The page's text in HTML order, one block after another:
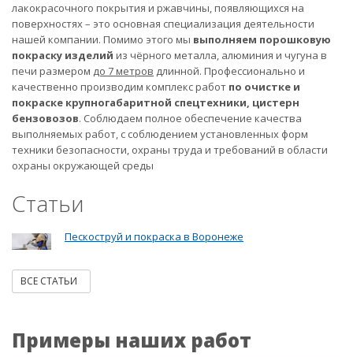
лакокрасочного покрытия и ржавчины, появляющихся на
поверхностях – это основная специализация деятельности
нашей компании. Помимо этого мы выполняем порошковую
покраску изделий из чёрного металла, алюминия и чугуна в
печи размером до 7 метров длинной. Профессионально и
качественно производим комплекс работ по очистке и
покраске крупногабаритной спецтехники, цистерн
бензовозов. Соблюдаем полное обеспечение качества
выполняемых работ, с соблюдением установленных форм
техники безопасности, охраны труда и требований в области
охраны окружающей среды
Статьи
Пескоструй и покраска в Воронеже
ВСЕ СТАТЬИ
Примеры наших работ